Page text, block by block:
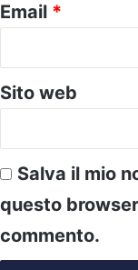
Email *
Sito web
Salva il mio
questo
commento.